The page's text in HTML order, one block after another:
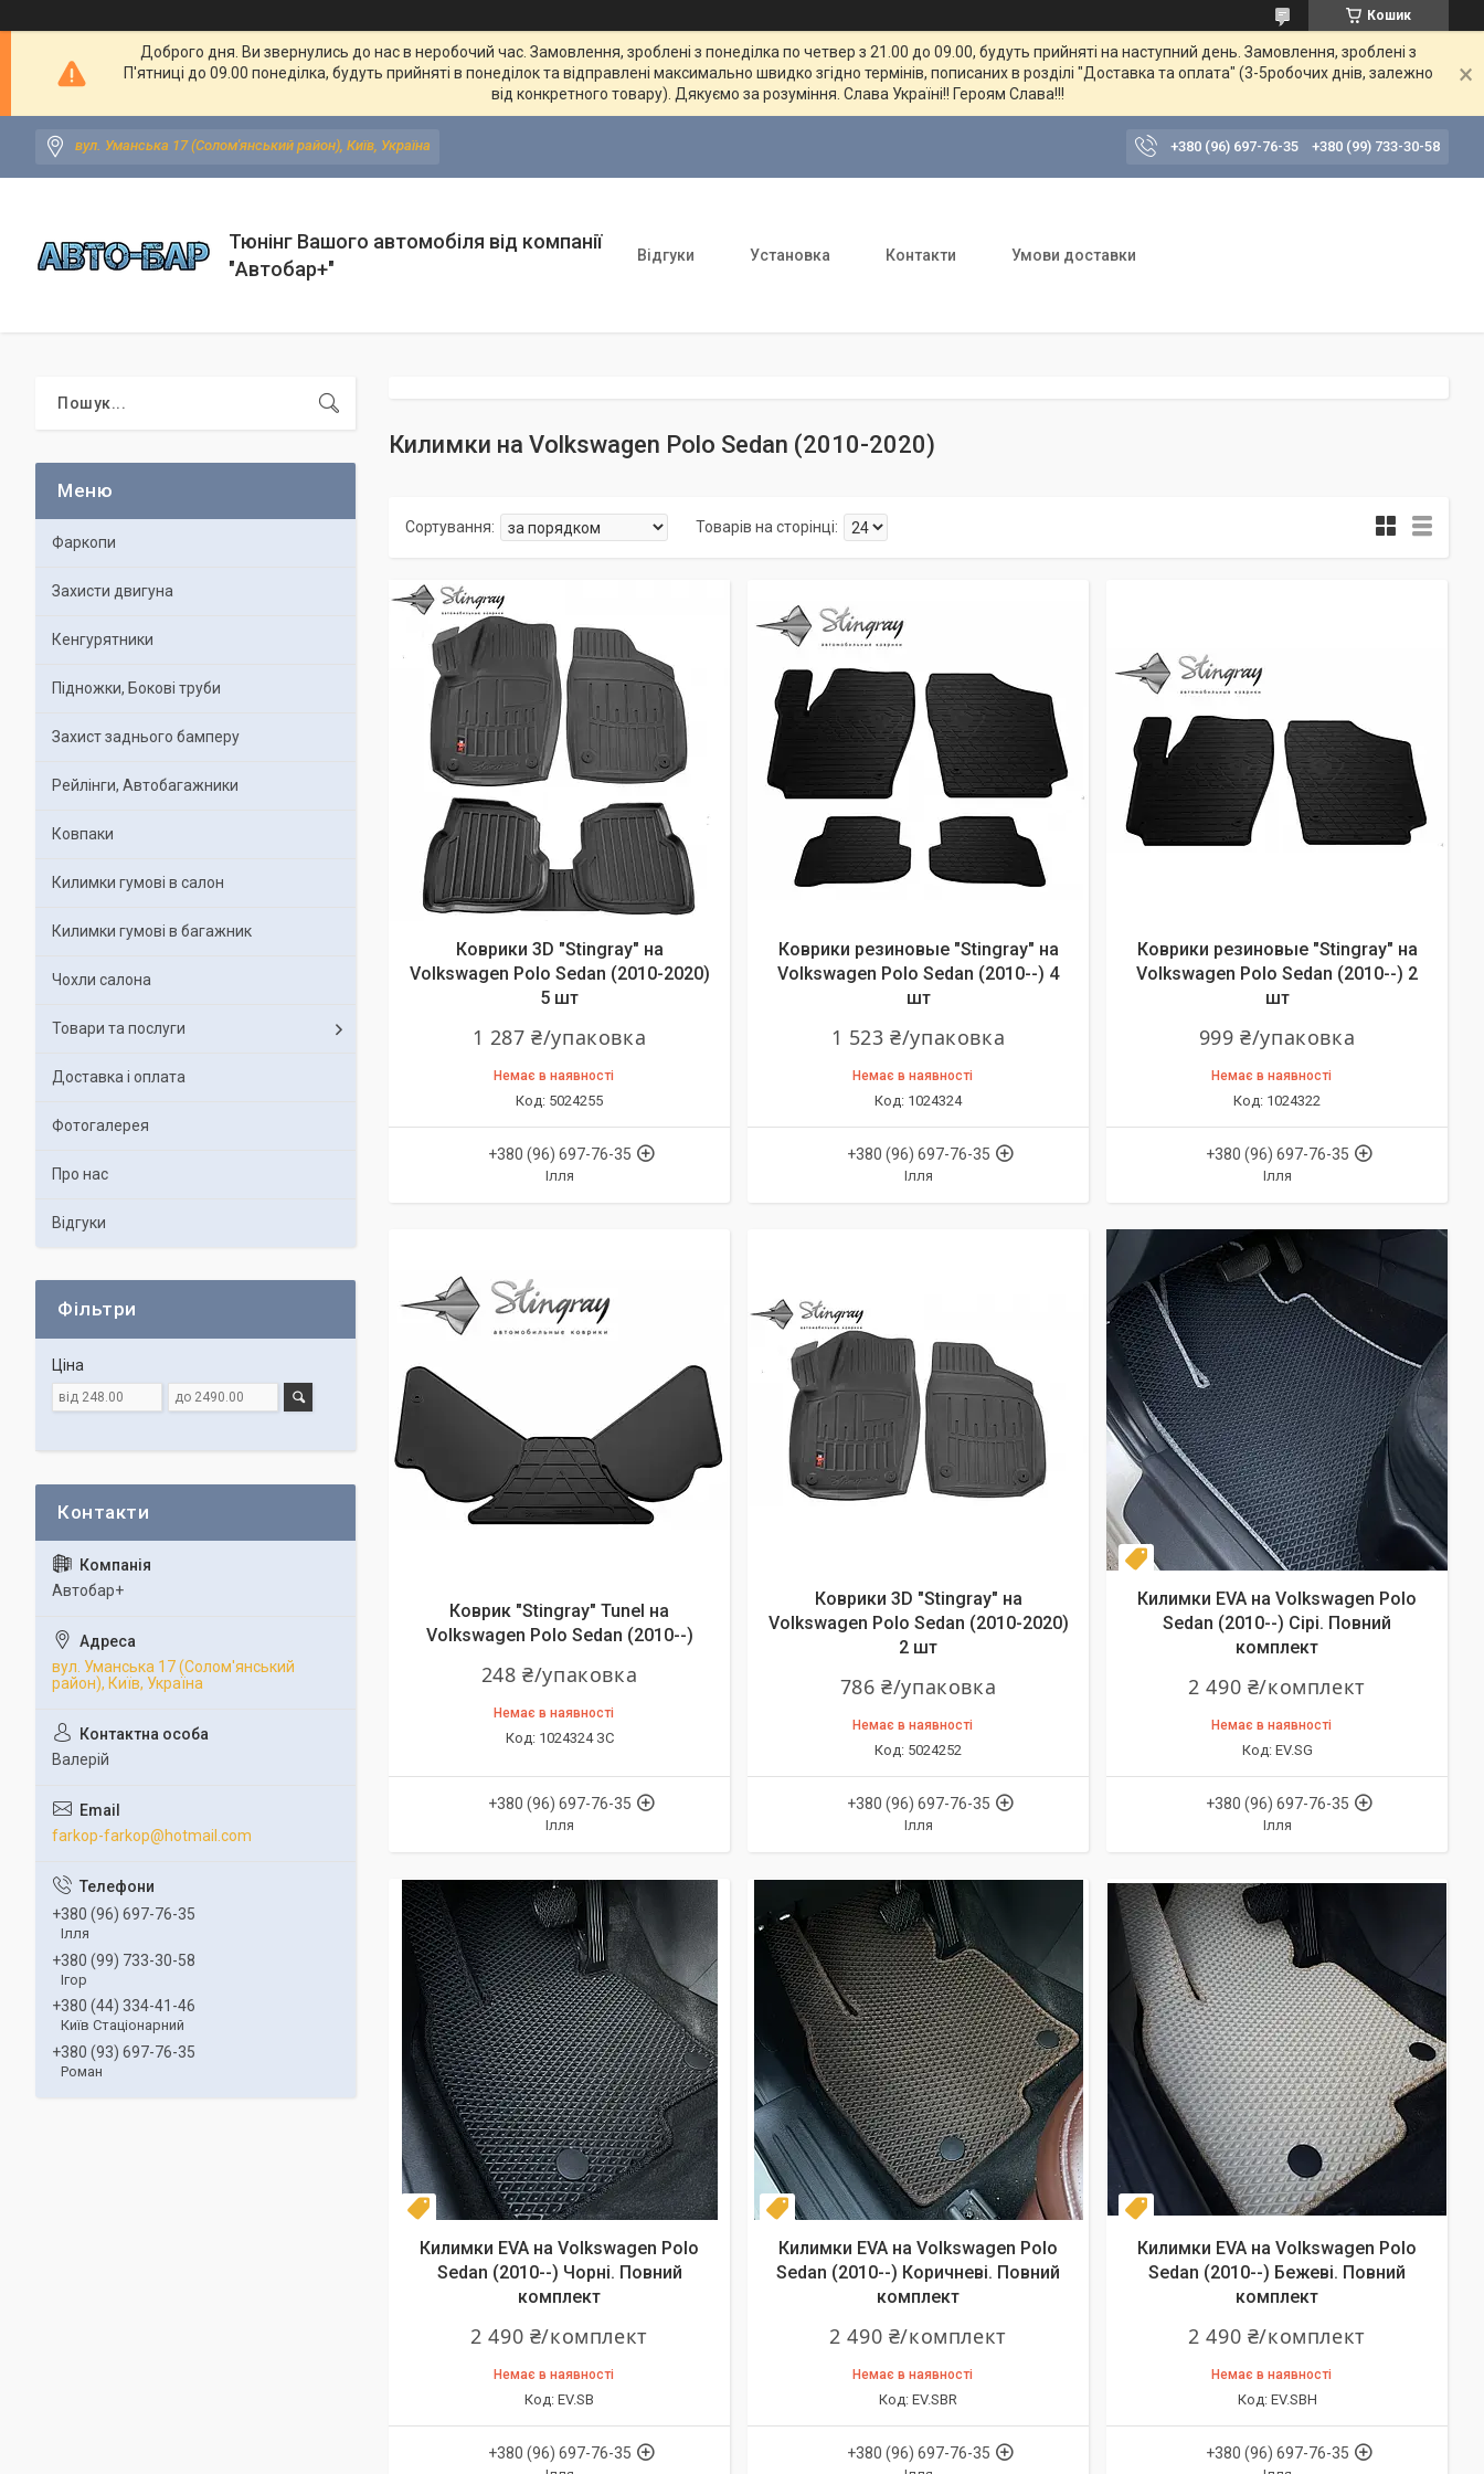
Кошик
Доброго дня. Ви звернулись до нас в неробочий час. Замовлення, зроблені з понеділка по четвер з 21.00 до 09.00, будуть прийняті на наступний день. Замовлення, зроблені з
П'ятниці до 09.00 понеділка, будуть прийняті в понеділок та відправлені максимально швидко згідно термінів, пописаних в розділі "Доставка та оплата" (3-5робочих днів, залежно
від конкретного товару). Дякуємо за розуміння. Слава Україні!! Героям Слава!!!
вул. Уманська 17 (Солом'янський район), Київ, Україна +380 (96) 697-76-35 +380 (99) 733-30-58
Тюнінг Вашого автомобіля від компанії
"Автобар+"
Відгуки Установка Контакти Умови доставки
Килимки на Volkswagen Polo Sedan (2010-2020)
Коврики 3D "Stingray" на
Volkswagen Polo Sedan (2010-2020)
5 шт
1 287 ₴/упаковка
Немає в наявності
5024255
+380 (96) 697-76-35
Ілля
Коврики резиновые "Stingray" на
Volkswagen Polo Sedan (2010--) 4
шт
1 523 ₴/упаковка
Немає в наявності
1024324
+380 (96) 697-76-35
Ілля
Коврики резиновые "Stingray" на
Volkswagen Polo Sedan (2010--) 2
шт
999 ₴/упаковка
Немає в наявності
1024322
+380 (96) 697-76-35
Ілля
Коврик "Stingray" Tunel на
Volkswagen Polo Sedan (2010--)
248 ₴/упаковка
Немає в наявності
1024324 ЗС
+380 (96) 697-76-35
Ілля
Коврики 3D "Stingray" на
Volkswagen Polo Sedan (2010-2020)
2 шт
786 ₴/упаковка
Немає в наявності
5024252
+380 (96) 697-76-35
Ілля
Комплект
Килимки EVA на Volkswagen Polo
Sedan (2010--) Сірі. Повний
комплект
2 490 ₴/комплект
Немає в наявності
EV.SG
+380 (96) 697-76-35
Ілля
Комплект
Килимки EVA на Volkswagen Polo
Sedan (2010--) Чорні. Повний
комплект
2 490 ₴/комплект
Немає в наявності
EV.SB
+380 (96) 697-76-35
Комплект
Килимки EVA на Volkswagen Polo
Sedan (2010--) Коричневі. Повний
комплект
2 490 ₴/комплект
Немає в наявності
EV.SBR
+380 (96) 697-76-35
Комплект
Килимки EVA на Volkswagen Polo
Sedan (2010--) Бежеві. Повний
комплект
2 490 ₴/комплект
Немає в наявності
EV.SBH
+380 (96) 697-76-35
Фаркопи
Захисти двигуна
Кенгурятники
Підножки, Бокові труби
Захист заднього бамперу
Рейлінги, Автобагажники
Ковпаки
Килимки гумові в салон
Килимки гумові в багажник
Чохли салона
Товари та послуги
Доставка і оплата
Фотогалерея
Про нас
Відгуки
Фільтри
Ціна
Автобар+
вул. Уманська 17 (Солом'янський
район), Київ, Україна
Валерій
farkop-farkop@hotmail.com
+380 (96) 697-76-35
Ілля
+380 (99) 733-30-58
Ігор
+380 (44) 334-41-46
Київ Стаціонарний
+380 (93) 697-76-35
Роман